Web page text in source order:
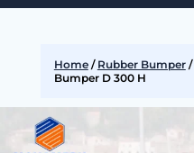
Home/ Rubber Bumper/
Bumper D 300 H